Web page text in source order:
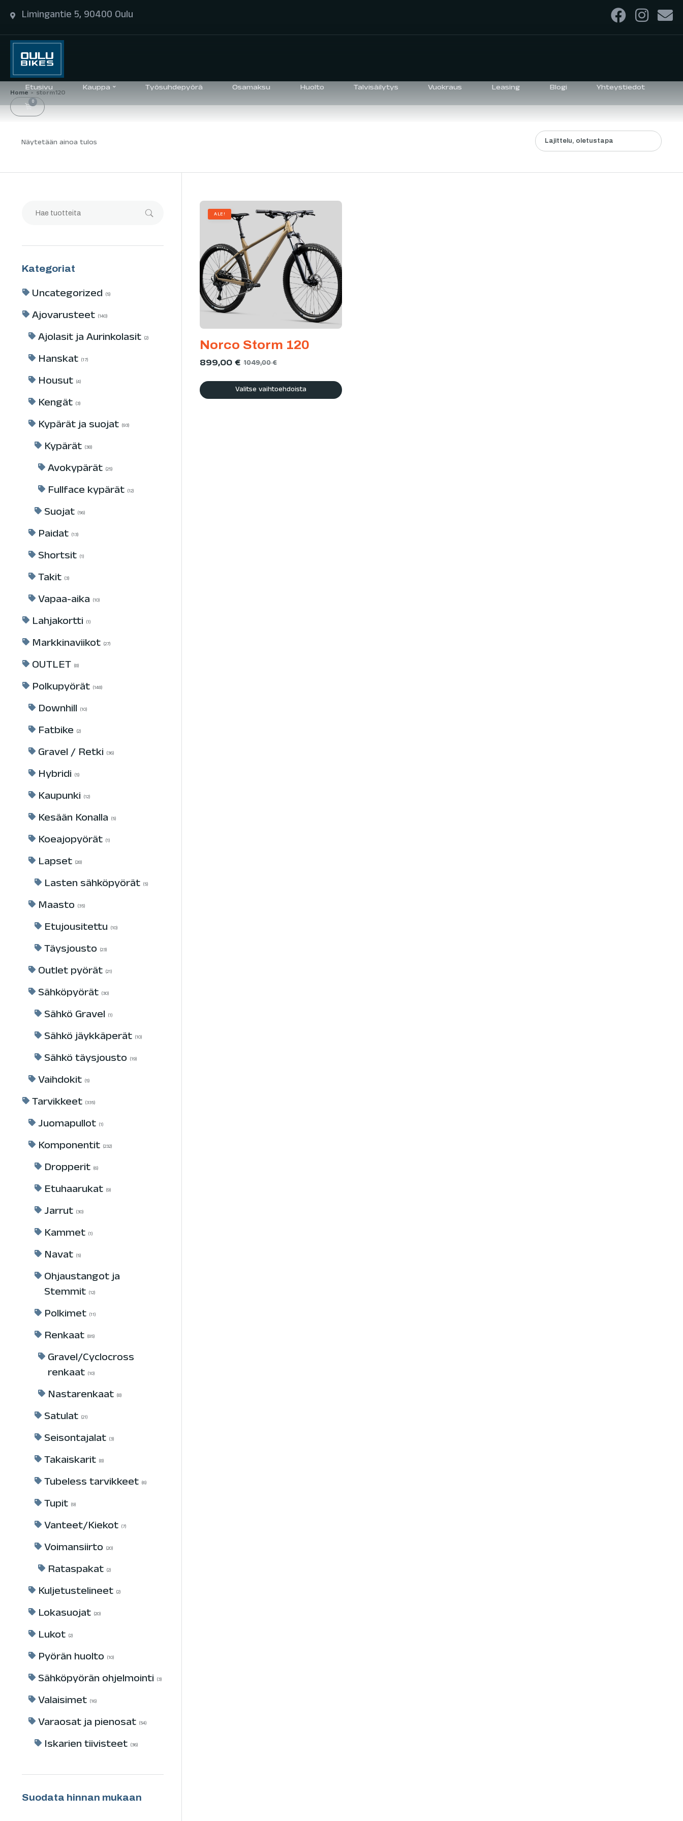
Limingantie 5, 90400 Oulu
Etusivu Kauppa Työsuhdepyörä Osamaksu Huolto Talvisäilytys Vuokraus Leasing Blogi Yhteystiedot
0
Home > storm120
Näytetään ainoa tulos
ALE!
Norco Storm 120
899,00€ 1049,00€
Valitse vaihtoehdoista
Kategoriat
Uncategorized 5
Ajovarusteet 140
Ajolasit ja Aurinkolasit 2
Hanskat 17
Housut 4
Kengät 3
Kypärät ja suojat 93
Kypärät 38
Avokypärät 25
Fullface kypärät 12
Suojat 56
Paidat 13
Shortsit 1
Takit 3
Vapaa-aika 10
Lahjakortti 1
Markkinaviikot 27
OUTLET 8
Polkupyörät 148
Downhill 10
Fatbike 2
Gravel / Retki 36
Hybridi 5
Kaupunki 12
Kesään Konalla 5
Koeajopyörät 1
Lapset 28
Lasten sähköpyörät 5
Maasto 35
Etujousitettu 10
Täysjousto 23
Outlet pyörät 21
Sähköpyörät 30
Sähkö Gravel 1
Sähkö jäykkäperät 10
Sähkö täysjousto 19
Vaihdokit 5
Tarvikkeet 335
Juomapullot 1
Komponentit 232
Dropperit 6
Etuhaarukat 9
Jarrut 30
Kammet 1
Navat 5
Ohjaustangot ja
Stemmit
12
Polkimet 11
Renkaat 85
Gravel/Cyclocross
renkaat
10
Nastarenkaat 8
Satulat 21
Seisontajalat 3
Takaiskarit 8
Tubeless tarvikkeet 6
Tupit 9
Vanteet/Kiekot 7
Voimansiirto 20
Rataspakat 2
Kuljetustelineet 2
Lokasuojat 20
Lukot 2
Pyörän huolto 10
Sähköpyörän ohjelmointi 3
Valaisimet 16
Varaosat ja pienosat 54
Iskarien tiivisteet 36
Suodata hinnan mukaan